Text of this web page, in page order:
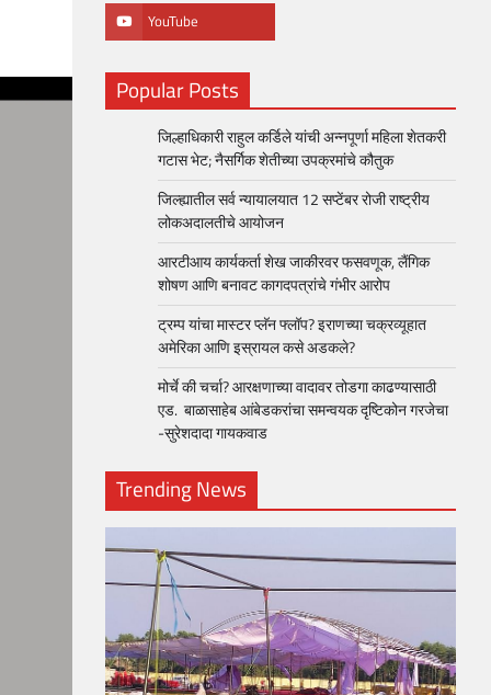
YouTube
Popular Posts
जिल्हाधिकारी राहुल कर्डिले यांची अन्नपूर्णा महिला शेतकरी
गटास भेट; नैसर्गिक शेतीच्या उपक्रमांचे कौतुक
जिल्ह्यातील सर्व न्यायालयात 12 सप्टेंबर रोजी राष्ट्रीय
लोकअदालतीचे आयोजन
आरटीआय कार्यकर्ता शेख जाकीरवर फसवणूक, लैंगिक
शोषण आणि बनावट कागदपत्रांचे गंभीर आरोप
ट्रम्प यांचा मास्टर प्लॅन फ्लॉप? इराणच्या चक्रव्यूहात
अमेरिका आणि इस्रायल कसे अडकले?
मोर्चे की चर्चा? आरक्षणाच्या वादावर तोडगा काढण्यासाठी
एड. बाळासाहेब आंबेडकरांचा समन्वयक दृष्टिकोन गरजेचा
-सुरेशदादा गायकवाड
Trending News
Skills